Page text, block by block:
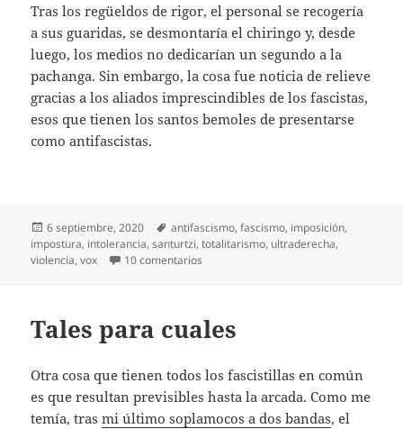
Tras los regüeldos de rigor, el personal se recogería
a sus guaridas, se desmontaría el chiringo y, desde
luego, los medios no dedicarían un segundo a la
pachanga. Sin embargo, la cosa fue noticia de relieve
gracias a los aliados imprescindibles de los fascistas,
esos que tienen los santos bemoles de presentarse
como antifascistas.
Publicado
el
6 septiembre, 2020 Etiquetas
antifascismo,fascismo, imposición,
impostura, intolerancia,santurtzi,totalitarismo, ultraderecha,
violencia,vox 10 comentarios
Tales para cuales
Otra cosa que tienen todos los fascistillas en común
es que resultan previsibles hasta la arcada. Como me
temía, trasmi último soplamocos a dos bandas, el